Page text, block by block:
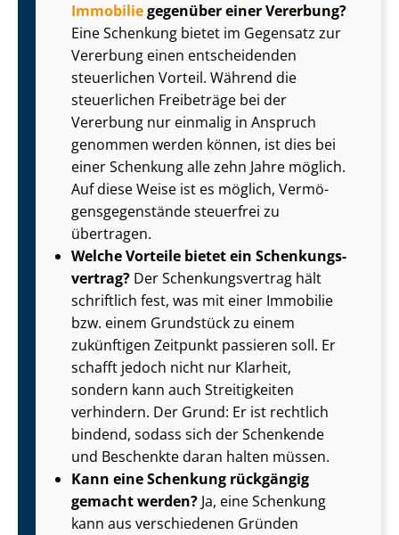
Immobiliegegenüber einer Vererbung?
Eine Schenkung bietet im Gegensatz zur
Vererbung einen entscheidenden
steuerlichen Vorteil. Während die
steuerlichen Freibeträge bei der
Vererbung nur einmalig in Anspruch
genommen werden können, ist dies bei
einer Schenkung alle zehn Jahre möglich.
Auf diese Weise ist es möglich, Ver­mö­
gens­ge­gen­stän­de steuerfrei zu
übertragen.
Welche Vorteile bietet ein Schen­kungs­
ver­trag? Der Schen­kungs­ver­trag hält
schriftlich fest, was mit einer Immobilie
bzw. einem Grundstück zu einem
zukünftigen Zeitpunkt passieren soll. Er
schafft jedoch nicht nur Klarheit,
sondern kann auch Streitigkeiten
verhindern. Der Grund: Er ist rechtlich
bindend, sodass sich der Schenkende
und Beschenkte daran halten müssen.
Kann eine Schenkung rückgängig
gemacht werden? Ja, eine Schenkung
kann aus verschiedenen Gründen